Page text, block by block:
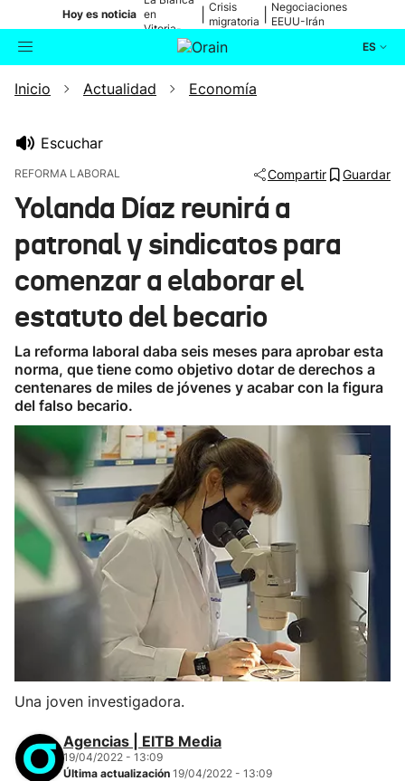
Hoy es noticia en
Vitoria-
Gasteiz
Crisis
migratoria
Negociaciones
EEUU-Irán
ES
Buscador Actualidad
Ikusmiran
Eguraldia
Inicio Actualidad Economía
Escuchar
REFORMA LABORAL Compartir Guardar
Yolanda Díaz reunirá a
patronal y sindicatos para
comenzar a elaborar el
estatuto del becario
La reforma laboral daba seis meses para aprobar esta
norma, que tiene como objetivo dotar de derechos a
centenares de miles de jóvenes y acabar con la figura
del falso becario.
Una joven investigadora.
Agencias | EITB Media
19/04/2022 - 13:09
Última actualización 19/04/2022 - 13:09